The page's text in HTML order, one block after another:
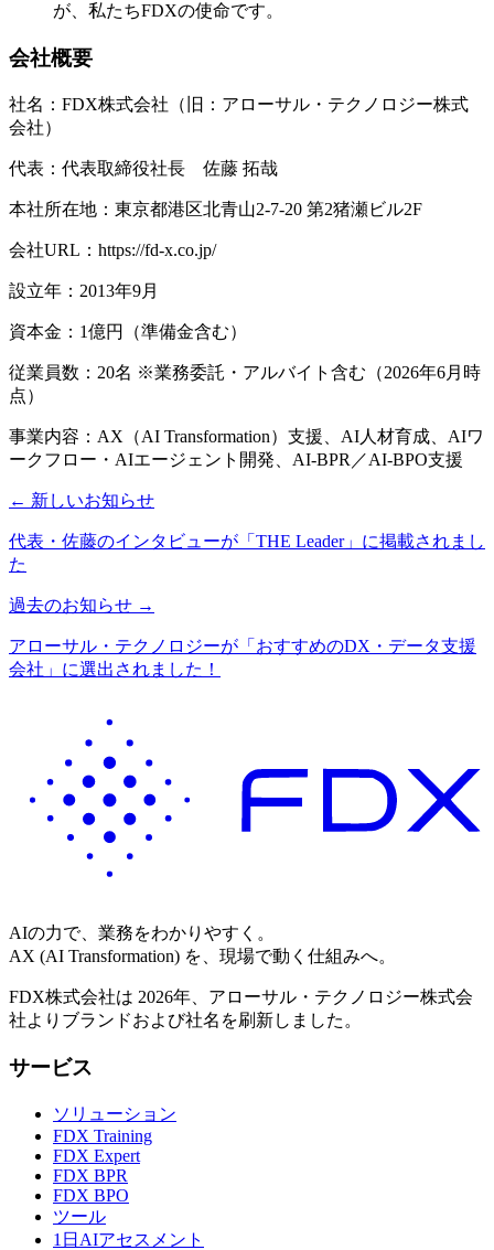
が、私たちFDXの使命です。
会社概要
社名：FDX株式会社（旧：アローサル・テクノロジー株式
会社）
代表：代表取締役社長 佐藤 拓哉
本社所在地：東京都港区北青山2-7-20 第2猪瀬ビル2F
会社URL：https://fd-x.co.jp/
設立年：2013年9月
資本金：1億円（準備金含む）
従業員数：20名 ※業務委託・アルバイト含む（2026年6月時
点）
事業内容：AX（AI Transformation）支援、AI人材育成、AIワ
ークフロー・AIエージェント開発、AI-BPR／AI-BPO支援
← 新しいお知らせ
代表・佐藤のインタビューが「THE Leader」に掲載されまし
た
過去のお知らせ →
アローサル・テクノロジーが「おすすめのDX・データ支援
会社」に選出されました！
AIの力で、業務をわかりやすく。
AX (AI Transformation) を、現場で動く仕組みへ。
FDX株式会社は 2026年、アローサル・テクノロジー株式会
社よりブランドおよび社名を刷新しました。
サービス
ソリューション
FDX Training
FDX Expert
FDX BPR
FDX BPO
ツール
1日AIアセスメント